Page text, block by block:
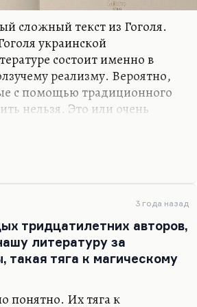
сложный текст из Гоголя.
украинской
состоит именно в
реализму. Вероятно,
с помощью традиционного
нельзя. Это или очень
вещь, как война. Потому
терпят такой
прозы о Великой
подходы к этому: есть
Быкова, есть тексты
Воробьева, да
отвечают на вопросы,
и…
3 года назад
тридцатилетних авторов,
литературу за
такая тяга к магическому
понятно. Их тяга к